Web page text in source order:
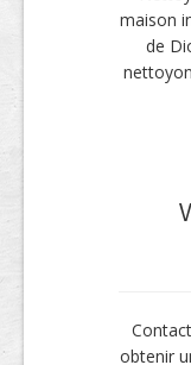
maison
de
obtenir